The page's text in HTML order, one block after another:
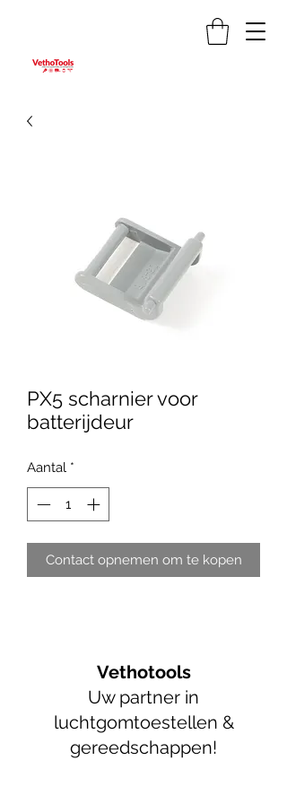
PX5 scharnier voor
batterijdeur
Aantal *
Contact opnemen om te kopen
Vethotools
Uw partner in
luchtgomtoestellen &
gereedschappen!